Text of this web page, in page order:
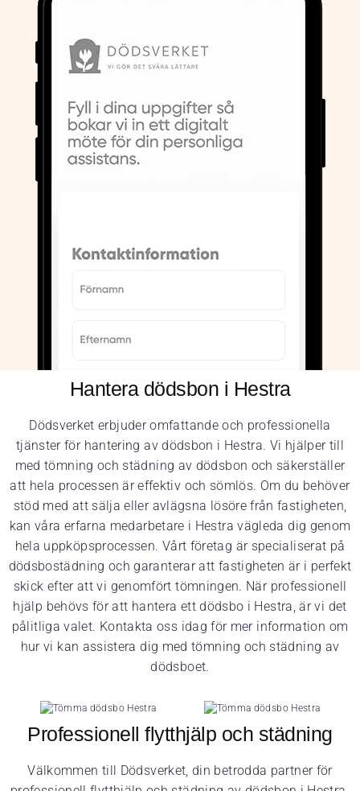
Hantera dödsbon i Hestra
Dödsverket erbjuder omfattande och professionella
tjänster för hantering av dödsbon i Hestra. Vi hjälper till
med tömning och städning av dödsbon och säkerställer
att hela processen är effektiv och sömlös. Om du behöver
stöd med att sälja eller avlägsna lösöre från fastigheten,
kan våra erfarna medarbetare i Hestra vägleda dig genom
hela uppköpsprocessen. Vårt företag är specialiserat på
dödsbostädning och garanterar att fastigheten är i perfekt
skick efter att vi genomfört tömningen. När professionell
hjälp behövs för att hantera ett dödsbo i Hestra, är vi det
pålitliga valet. Kontakta oss idag för mer information om
hur vi kan assistera dig med tömning och städning av
dödsboet.
Professionell flytthjälp och städning
Välkommen till Dödsverket, din betrodda partner för